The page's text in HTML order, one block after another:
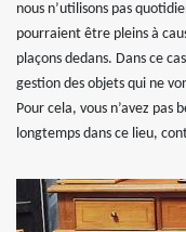
nous n’utilisons pas
pourraient être pleins à
plaçons dedans. Dans ce
gestion des objets qui ne
Pour cela, vous n’avez pas
longtemps dans ce lieu,